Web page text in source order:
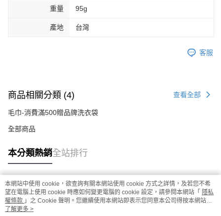
重量 95g
產地 台灣
客服
商品相關分類 (4) 查看全部
毛巾-消費滿500贈品牌洗衣袋
全部商品
本分類熱銷全站排行
熱門標籤
本網站中使用 cookie，欲查詢有關本網站使用 cookie 方式之詳情，及若您不希
望在電腦上使用 cookie 時應如何變更電腦的 cookie 設定，請參閱本網站「 隱私
權條款 」之 Cookie 聲明。您繼續使用本網站即表示您同意本公司得按本網站使
用條款之 Cookie 聲明使用 cookie。
了解更多 >